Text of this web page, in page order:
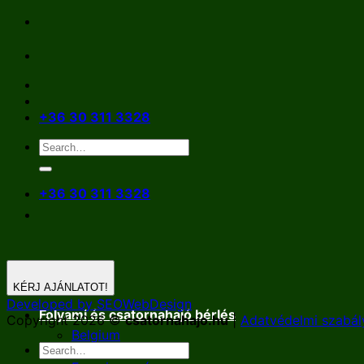
Skip
content
+36 30 311 3328
+36 30 311 3328
Folyami és csatornahajó bérlés
Belgium
Németország
KÉRJ AJÁNLATOT!
Developed by SEOWebDesign
Copyright 2026 ©csatornahajo.hu| Adatvédelmi